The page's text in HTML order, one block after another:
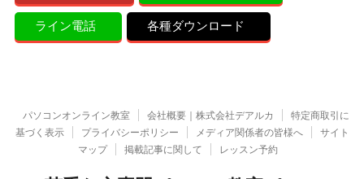
ライン電話 各種ダウンロード
パソコンオンライン教室 会社概要｜株式会社デアルカ
特定商取引に
基づく表示
プライバシーポリシー メディア関係者の皆様へ
サイト
マップ
掲載記事に関して レッスン予約